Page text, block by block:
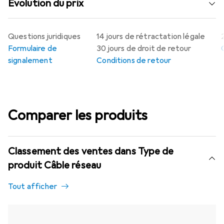
Évolution du prix
14 jours de rétractation légale
30 jours de droit de retour
Conditions de retour
Questions juridiques
Formulaire de
signalement
Comparer les produits
Classement des ventes dans Type de
produit Câble réseau
Tout afficher